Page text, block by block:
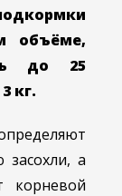
объёме,
до 25
кг.
засохли, а
корневой